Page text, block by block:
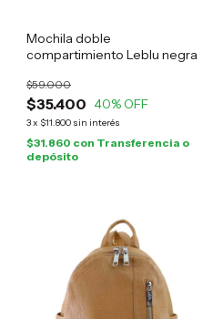
Mochila doble
compartimiento Leblu negra
$35.400
$59.000
40% OFF
3x $11.800 sin interés
$31.860 con Transferencia o
depósito